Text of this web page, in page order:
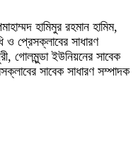
হামিমুর রহমান হামিম,
ও প্রেসক্লাবের সাধারণ
গোলমুন্ডা ইউনিয়নের সাবেক
সাবেক সাধারণ সম্পাদক